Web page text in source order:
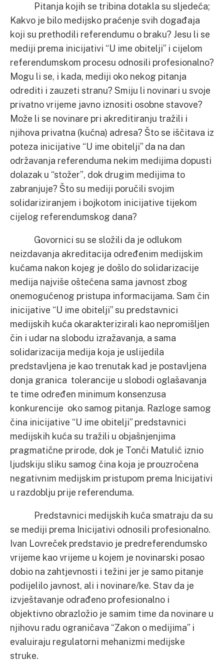
Pitanja kojih se tribina dotakla su sljedeća;
Kakvo je bilo medijsko praćenje svih događaja
koji su prethodili referendumu o braku? Jesu li se
mediji prema inicijativi “U ime obitelji” i cijelom
referendumskom procesu odnosili profesionalno?
Mogu li se, i kada, mediji oko nekog pitanja
odrediti i zauzeti stranu? Smiju li novinari u svoje
privatno vrijeme javno iznositi osobne stavove?
Može li se novinare pri akreditiranju tražili i
njihova privatna (kućna) adresa? Što se iščitava iz
poteza inicijative “U ime obitelji” da na dan
održavanja referenduma nekim medijima dopusti
dolazak u “stožer”, dok drugim medijima to
zabranjuje? Što su mediji poručili svojim
solidariziranjem i bojkotom inicijative tijekom
cijelog referendumskog dana?
Govornici su se složili da je odlukom
neizdavanja akreditacija određenim medijskim
kućama nakon kojeg je došlo do solidarizacije
medija najviše oštećena sama javnost zbog
onemogućenog pristupa informacijama. Sam čin
inicijative “U ime obitelji” su predstavnici
medijskih kuća okarakterizirali kao nepromišljen
čin i udar na slobodu izražavanja, a sama
solidarizacija medija koja je uslijedila
predstavljena je kao trenutak kad je postavljena
donja granica tolerancije u slobodi oglašavanja
te time određen minimum konsenzusa
konkurencije oko samog pitanja. Razloge samog
čina inicijative “U ime obitelji” predstavnici
medijskih kuća su tražili u objašnjenjima
pragmatične prirode, dok je Tonči Matulić iznio
ljudskiju sliku samog čina koja je prouzročena
negativnim medijskim pristupom prema Inicijativi
u razdoblju prije referenduma.
Predstavnici medijskih kuća smatraju da su
se mediji prema Inicijativi odnosili profesionalno.
Ivan Lovreček predstavio je predreferendumsko
vrijeme kao vrijeme u kojem je novinarski posao
dobio na zahtjevnosti i težini jer je samo pitanje
podijelilo javnost, ali i novinare/ke. Stav da je
izvještavanje odrađeno profesionalno i
objektivno obrazložio je samim time da novinare u
njihovu radu ograničava “Zakon o medijima” i
evaluiraju regulatorni mehanizmi medijske
struke.